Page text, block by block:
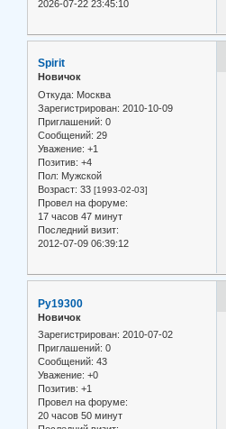
2026-07-22 23:45:10
Spirit
Новичок
Откуда: Москва
Зарегистрирован: 2010-10-09
Приглашений: 0
Сообщений: 29
Уважение: +1
Позитив: +4
Пол: Мужской
Возраст: 33 [1993-02-03]
Провел на форуме:
17 часов 47 минут
Последний визит:
2012-07-09 06:39:12
Ру19300
Новичок
Зарегистрирован: 2010-07-02
Приглашений: 0
Сообщений: 43
Уважение: +0
Позитив: +1
Провел на форуме:
20 часов 50 минут